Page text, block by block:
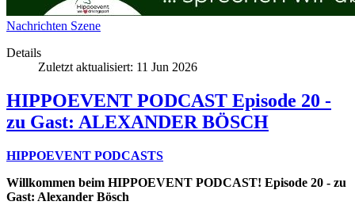
Nachrichten Szene
Details
Zuletzt aktualisiert: 11 Jun 2026
HIPPOEVENT PODCAST Episode 20 -
zu Gast: ALEXANDER BÖSCH
HIPPOEVENT PODCASTS
Willkommen beim HIPPOEVENT PODCAST! Episode 20 - zu
Gast: Alexander Bösch